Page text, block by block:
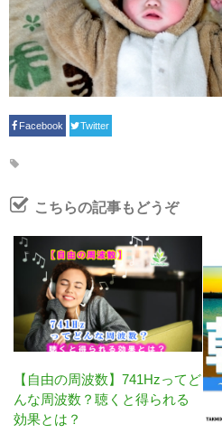
Facebook Twitter
こちらの記事もどうぞ
【自由の周波数】741Hzってど
んな周波数？聴くと得られる
効果とは？